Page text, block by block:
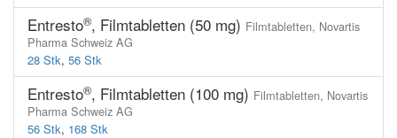
Entresto®, Filmtabletten (50 mg) Filmtabletten, Novartis
Pharma Schweiz AG
28 Stk, 56 Stk
Entresto®, Filmtabletten (100 mg) Filmtabletten, Novartis
Pharma Schweiz AG
56 Stk, 168 Stk